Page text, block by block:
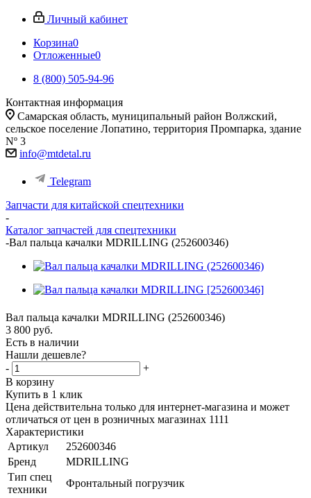
Личный кабинет
Корзина0
Отложенные0
8 (800) 505-94-96
Контактная информация
Самарская область, муниципальный район Волжский,
сельское поселение Лопатино, территория Промпарка, здание
Nº 3
info@mtdetal.ru
Telegram
Запчасти для китайской спецтехники
-
Каталог запчастей для спецтехники
-Вал пальца качалки MDRILLING (252600346)
Вал пальца качалки MDRILLING (252600346)
3 800 руб.
Есть в наличии
Нашли дешевле?
-
+
В корзину
Купить в 1 клик
Цена действительна только для интернет-магазина и может
отличаться от цен в розничных магазинах 1111
Характеристики
Артикул
252600346
Бренд
MDRILLING
Тип спец
техники
Фронтальный погрузчик